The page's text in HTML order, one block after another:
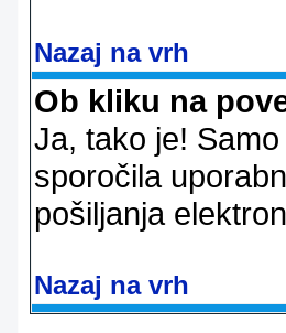
Nazaj na vrh
Ob kliku na
Ja, tako je!
sporočila
pošiljanja
Nazaj na vrh